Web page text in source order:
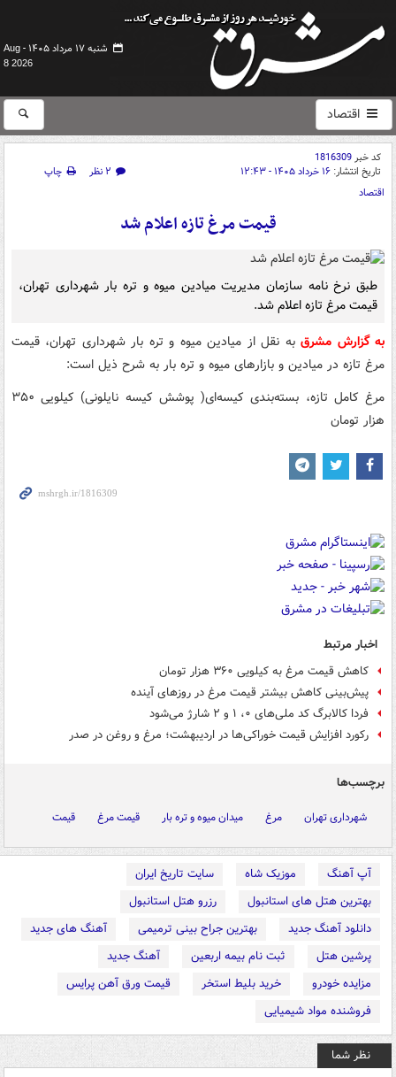
شنبه ۱۷ مرداد ۱۴۰۵ -
Aug
8 2026
اقتصاد
کد خبر1816309
تاریخ انتشار: ۱۶ خرداد ۱۴۰۵ - ۱۲:۴۳ ۲ نظر
چاپ
اقتصاد
قیمت مرغ تازه اعلام شد
طبق نرخ نامه سازمان مدیریت میادین میوه و تره بار شهرداری تهران،
قیمت مرغ تازه اعلام شد.
به گزارش مشرقبه نقل از میادین میوه و تره بار شهرداری تهران، قیمت
مرغ تازه در میادین و بازارهای میوه و تره بار به شرح ذیل است:
مرغ کامل تازه، بسته‌بندی کیسه‌ای( پوشش کیسه نایلونی) کیلویی ۳۵۰
هزار تومان
اخبار مرتبط
کاهش قیمت مرغ به کیلویی ۳۶۰ هزار تومان
پیش‌بینی کاهش بیشتر قیمت مرغ در روزهای آینده
فردا کالابرگ کد ملی‌های ۰، ۱ و ۲ شارژ می‌شود
رکورد افزایش قیمت خوراکی‌ها در اردیبهشت؛ مرغ و روغن در صدر
برچسب‌ها
شهرداری تهران مرغ میدان میوه و تره بار قیمت مرغ قیمت
آپ آهنگ موزیک شاه
سایت تاریخ ایران
بهترین هتل های استانبول
رزرو هتل استانبول
دانلود آهنگ جدید
بهترین جراح بینی ترمیمی
آهنگ های جدید
پرشین هتل
ثبت نام بیمه اربعین
آهنگ جدید
مزایده خودرو
خرید بلیط استخر
قیمت ورق آهن پرایس
فروشنده مواد شیمیایی
نظر شما